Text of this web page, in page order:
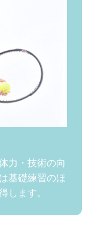
力・技術の向
基礎練習のほ
します。